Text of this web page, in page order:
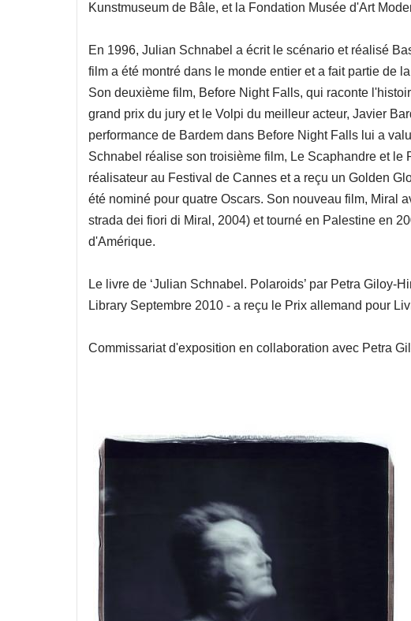
Kunstmuseum de Bâle, et la Fondation Musée d'Art
En 1996, Julian Schnabel a écrit le scénario et réalisé
film a été montré dans le monde entier et a fait partie de
Son deuxième film, Before Night Falls, qui raconte
grand prix du jury et le Volpi du meilleur acteur, Javier
performance de Bardem dans Before Night Falls lui a
Schnabel réalise son troisième film, Le Scaphandre et
réalisateur au Festival de Cannes et a reçu un Golden
été nominé pour quatre Oscars. Son nouveau film, Miral
strada dei fiori di Miral, 2004) et tourné en Palestine en
d'Amérique.
Le livre de ‘Julian Schnabel. Polaroids’ par Petra
Library Septembre 2010 - a reçu le Prix allemand pour
Commissariat d'exposition en collaboration avec Petra